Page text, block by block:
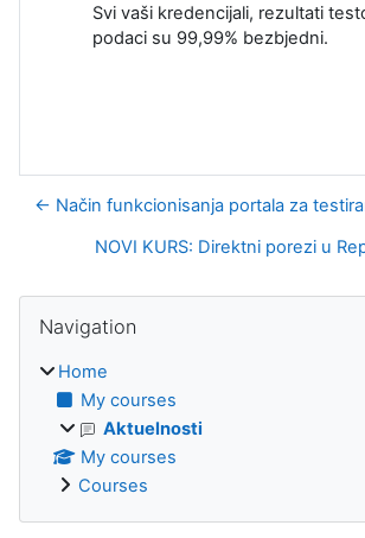
Svi vaši kredencijali, rezultati
podaci su 99,99% bezbjedni.
← Način funkcionisanja portala za
NOVI KURS: Direktni porezi u
Navigation
Home
My courses
Aktuelnosti
My courses
Courses